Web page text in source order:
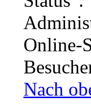
Online-
Nach